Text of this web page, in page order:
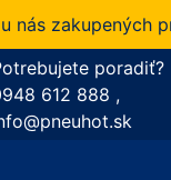
zakupených
poradiť?
612 888 ,